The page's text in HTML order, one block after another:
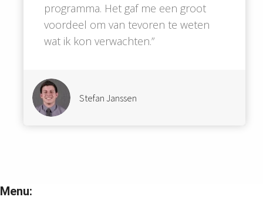
programma. Het gaf me een groot
voordeel om van tevoren te weten
wat ik kon verwachten.”
Stefan Janssen
Menu: